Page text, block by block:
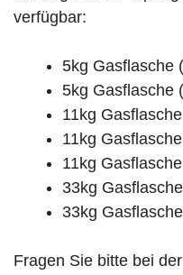
verfügbar:
5kg Gasflasche
5kg Gasflasche
11kg
11kg
11kg
33kg
33kg
Fragen Sie bitte bei